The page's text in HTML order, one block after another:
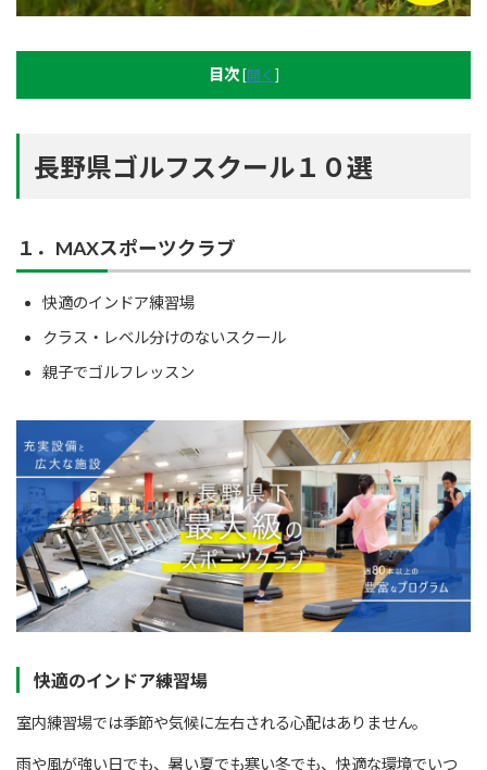
目次 [開く ]
長野県ゴルフスクール１０選
１．MAXスポーツクラブ
快適のインドア練習場
クラス・レベル分けのないスクール
親子でゴルフレッスン
快適のインドア練習場
室内練習場では季節や気候に左右される心配はありません。
雨や風が強い日でも、暑い夏でも寒い冬でも、快適な環境でいつ